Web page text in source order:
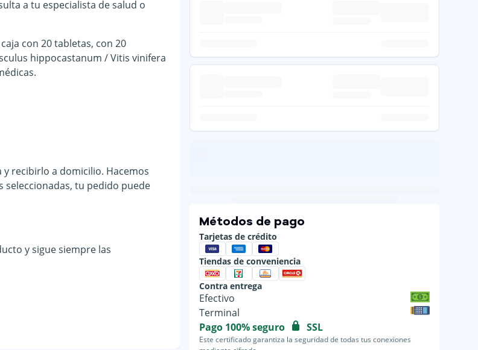
Métodos de pago
Tarjetas de crédito
Tiendas de conveniencia
Contra entrega
Efectivo
Terminal
Pago 100% seguro
SSL
Este certificado garantiza la seguridad de todas tus conexiones
a tu especialista de salud o
con 20 tabletas, con 20
hippocastanum / Vitis vinifera
recibirlo a domicilio. Hacemos
seleccionadas, tu pedido puede
y sigue siempre las